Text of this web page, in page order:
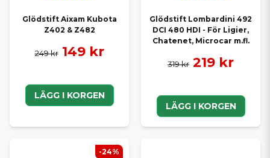
Glödstift Aixam Kubota
Z402 & Z482
249 kr 149 kr
LÄGG I KORGEN
Glödstift Lombardini 492
DCI 480 HDI - För Ligier,
Chatenet, Microcar m.fl.
319 kr 219 kr
LÄGG I KORGEN
-24%